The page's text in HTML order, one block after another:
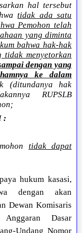
hal tersebut
tidak ada satu
Pemohon telah
yang diminta
bahwa hak-hak
tidak menyetorkan
dengan yang
ke dalam
(ditundanya hak
RUPSLB
:
tidak dapat
hukum kasasi,
dengan akan
Dewan Komisaris
Dasar
Undang Nomor